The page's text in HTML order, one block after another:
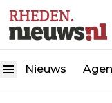
Nieuws